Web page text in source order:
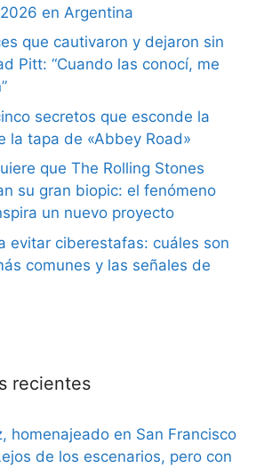
en Argentina
que cautivaron y dejaron sin
Pitt: “Cuando las conocí, me
secretos que esconde la
la tapa de «Abbey Road»
que The Rolling Stones
su gran biopic: el fenómeno
un nuevo proyecto
evitar ciberestafas: cuáles son
comunes y las señales de
recientes
homenajeado en San Francisco
de los escenarios, pero con